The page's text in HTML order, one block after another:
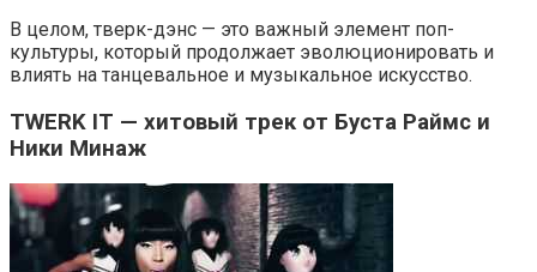
В целом, тверк-дэнс — это важный элемент поп-
культуры, который продолжает эволюционировать и
влиять на танцевальное и музыкальное искусство.
TWERK IT — хитовый трек от Буста Раймс и
Ники Минаж